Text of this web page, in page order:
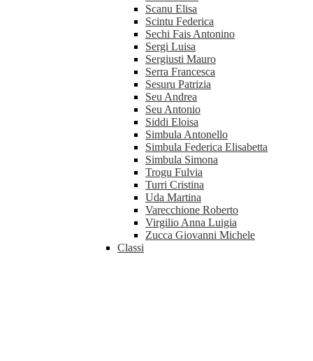
Scanu Elisa
Scintu Federica
Sechi Fais Antonino
Sergi Luisa
Sergiusti Mauro
Serra Francesca
Sesuru Patrizia
Seu Andrea
Seu Antonio
Siddi Eloisa
Simbula Antonello
Simbula Federica Elisabetta
Simbula Simona
Trogu Fulvia
Turri Cristina
Uda Martina
Varecchione Roberto
Virgilio Anna Luigia
Zucca Giovanni Michele
Classi